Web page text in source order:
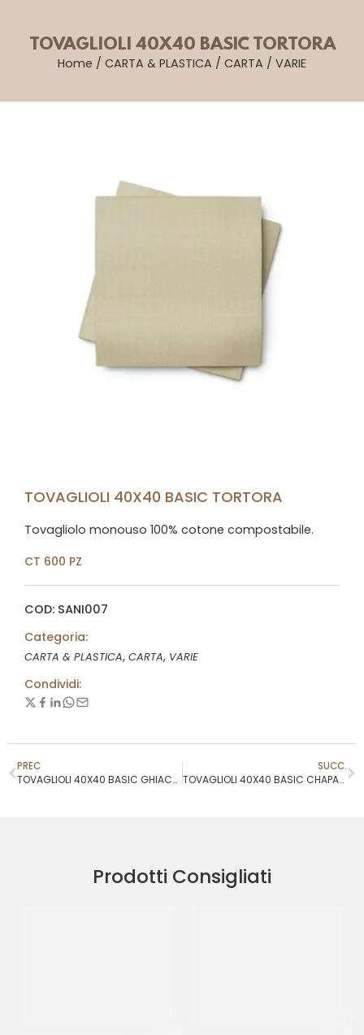
TOVAGLIOLI 40X40 BASIC TORTORA
Home / CARTA & PLASTICA / CARTA / VARIE
TOVAGLIOLI 40X40 BASIC TORTORA
Tovagliolo monouso 100% cotone compostabile.
CT 600 PZ
COD: SANI007
Categoria:
CARTA & PLASTICA, CARTA, VARIE
Condividi:
PREC
TOVAGLIOLI 40X40 BASIC GHIACCO
SUCC.
TOVAGLIOLI 40X40 BASIC CHAPAGNE
Prodotti Consigliati